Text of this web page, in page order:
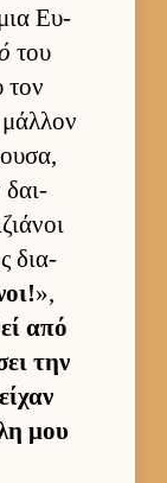
Ευ­
του
τον
δαι­
δια­
»,
από
την
μου